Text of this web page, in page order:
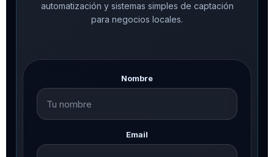
automatización y sistemas simples de captación
para negocios locales.
Nombre
Email